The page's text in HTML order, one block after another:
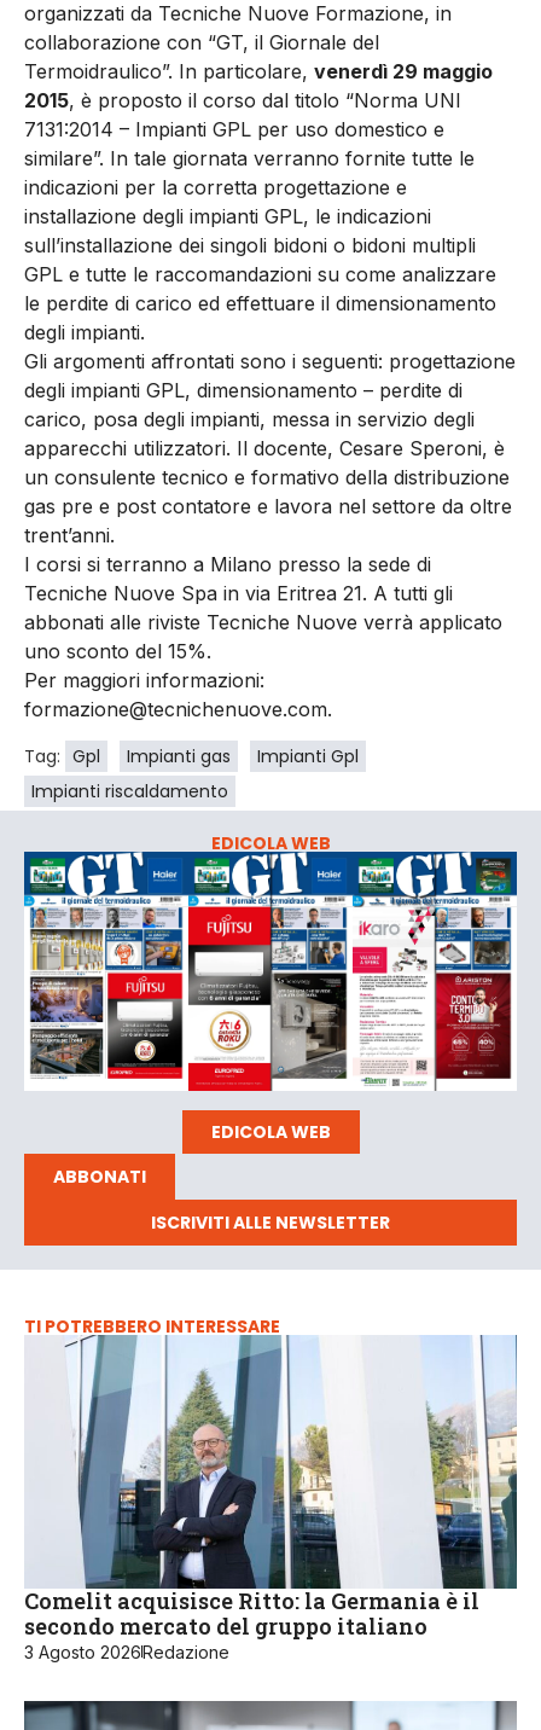
organizzati da Tecniche Nuove Formazione, in
collaborazione con “GT, il Giornale del
Termoidraulico”. In particolare, venerdì 29 maggio
2015, è proposto il corso dal titolo “Norma UNI
7131:2014 – Impianti GPL per uso domestico e
similare”. In tale giornata verranno fornite tutte le
indicazioni per la corretta progettazione e
installazione degli impianti GPL, le indicazioni
sull’installazione dei singoli bidoni o bidoni multipli
GPL e tutte le raccomandazioni su come analizzare
le perdite di carico ed effettuare il dimensionamento
degli impianti.
Gli argomenti affrontati sono i seguenti: progettazione
degli impianti GPL, dimensionamento – perdite di
carico, posa degli impianti, messa in servizio degli
apparecchi utilizzatori. Il docente, Cesare Speroni, è
un consulente tecnico e formativo della distribuzione
gas pre e post contatore e lavora nel settore da oltre
trent’anni.
I corsi si terranno a Milano presso la sede di
Tecniche Nuove Spa in via Eritrea 21. A tutti gli
abbonati alle riviste Tecniche Nuove verrà applicato
uno sconto del 15%.
Per maggiori informazioni:
formazione@tecnichenuove.com.
Tag: Gpl Impianti gas
Impianti Gpl
Impianti riscaldamento
EDICOLA WEB
EDICOLA WEB
ABBONATI
ISCRIVITI ALLE NEWSLETTER
TI POTREBBERO INTERESSARE
Comelit acquisisce Ritto: la Germania è il
secondo mercato del gruppo italiano
3 Agosto 2026Redazione